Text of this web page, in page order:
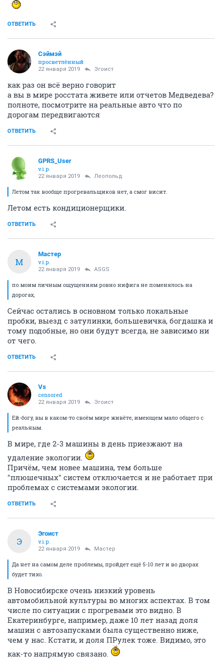
ОТВЕТИТЬ
Сэймэй
просветлённый
22 января 2019 Эгоист
как раз он всё верно говорит
а вы в мире росстата живете или отчетов Медведева?
полноте, посмотрите на реальные авто что по
дорогам передвигаются
ОТВЕТИТЬ
GPRS_User
v.i.p.
22 января 2019 Леопольд
Летом так вообще прогревальщиков нет, а смог висит.
Летом есть кондиционерщики.
ОТВЕТИТЬ
М
Мастер
v.i.p.
22 января 2019 ASGS
по моим личным ощущениям ровно нифига не поменялось на
дорогах,
Сейчас остались в основном только локальные
пробки, выезд с затулинки, большевичка, богдашка и
тому подобные, но они будут всегда, не зависимо ни
от чего.
ОТВЕТИТЬ
Vs
censored
22 января 2019 Эгоист
Ей-богу, вы в каком-то своём мире живёте, имеющем мало общего с
реальным.
В мире, где 2-3 машины в день приезжают на
удаление экологии.
Причём, чем новее машина, тем больше
"плюшечных" систем отключается и не работает при
проблемах с системами экологии.
ОТВЕТИТЬ
Э
Эгоист
v.i.p.
22 января 2019 Мастер
Да нет на самом деле проблемы, пройдет ещё 5-10 лет и во дворах
будет тихо.
В Новосибирске очень низкий уровень
автомобильной культуры во многих аспектах. В том
числе по ситуации с прогревами это видно. В
Екатеринбурге, например, даже 10 лет назад доля
машин с автозапусками была существенно ниже,
чем у нас. Кстати, и доля ПРулек тоже. Видимо, это
как-то напрямую связано.